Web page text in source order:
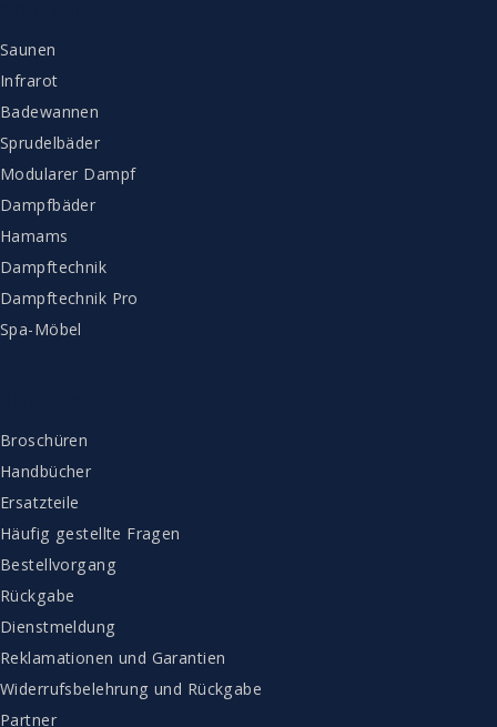
Saunen
Infrarot
Badewannen
Sprudelbäder
Modularer Dampf
Dampfbäder
Hamams
Dampftechnik
Dampftechnik Pro
Spa-Möbel
Broschüren
Handbücher
Ersatzteile
Häufig gestellte Fragen
Bestellvorgang
Rückgabe
Dienstmeldung
Reklamationen und Garantien
Widerrufsbelehrung und Rückgabe
Partner